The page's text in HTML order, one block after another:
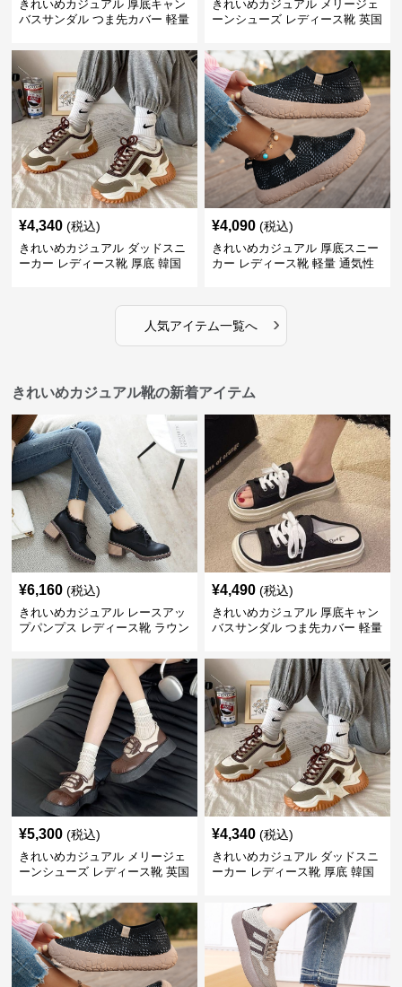
きれいめカジュアル 厚底キャン
バスサンダル つま先カバー 軽量
アルシューズ
きれいめカジュアル メリージェ
ーンシューズ レディース靴 英国
ラシカル フラットパンプス
¥4,340 (税込)
きれいめカジュアル ダッドスニ
ーカー レディース靴 厚底 韓国
¥4,090 (税込)
きれいめカジュアル 厚底スニー
カー レディース靴 軽量 通気性
人気アイテム一覧へ ›
きれいめカジュアル靴の新着アイテム
¥6,160 (税込)
きれいめカジュアル レースアッ
プパンプス レディース靴 ラウン
上品 カジュアルシューズ
¥4,490 (税込)
きれいめカジュアル 厚底キャン
バスサンダル つま先カバー 軽量
アルシューズ
¥5,300 (税込)
きれいめカジュアル メリージェ
ーンシューズ レディース靴 英国
ラシカル フラットパンプス
¥4,340 (税込)
きれいめカジュアル ダッドスニ
ーカー レディース靴 厚底 韓国
美脚 スポーティー